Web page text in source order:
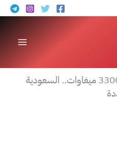
طاقتها الإجمالية 3300 ميغاوات.. السعودية